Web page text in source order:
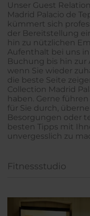
Unser Guest
Madrid Palacio de
kümmert sich
der Bereitstellung
hin zu nützlichen
Aufenthalt bei uns
Buchung bis hin zur
wenn Sie wieder
die beste Seite
Collection Madrid
haben. Gerne
für Sie durch,
Besorgungen oder
besten Tipps mit
unvergesslich zu
Fitnessstudio